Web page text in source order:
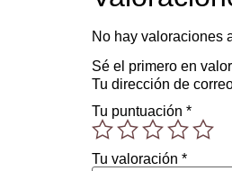
No hay valoraciones
Sé el primero en
Tu dirección de
Tu puntuación *
Tu valoración *